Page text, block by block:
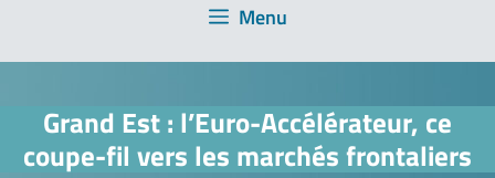
Menu
Grand Est : l’Euro-Accélérateur, ce
coupe-fil vers les marchés frontaliers